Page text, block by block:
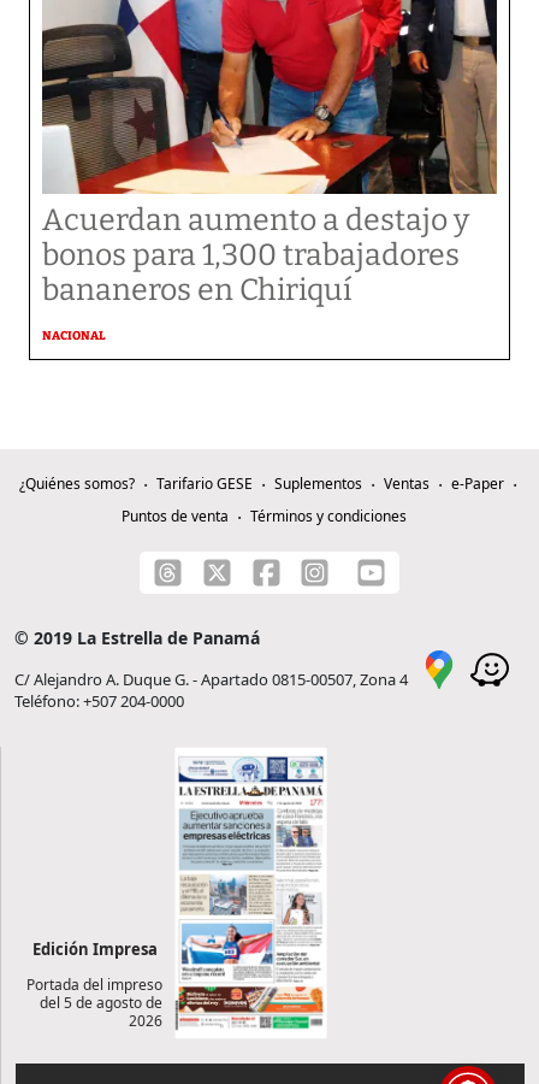
Acuerdan aumento a destajo y
bonos para 1,300 trabajadores
bananeros en Chiriquí
NACIONAL
¿Quiénes somos? Tarifario GESE Suplementos Ventas
e-Paper
Puntos de venta
Términos y condiciones
© 2019 La Estrella de Panamá
C/ Alejandro A. Duque G. - Apartado 0815-00507, Zona 4
Teléfono: +507 204-0000
Edición Impresa
Portada del impreso
del 5 de agosto de
2026